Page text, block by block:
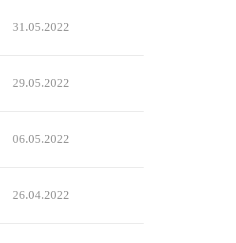
31.05.2022
29.05.2022
06.05.2022
26.04.2022